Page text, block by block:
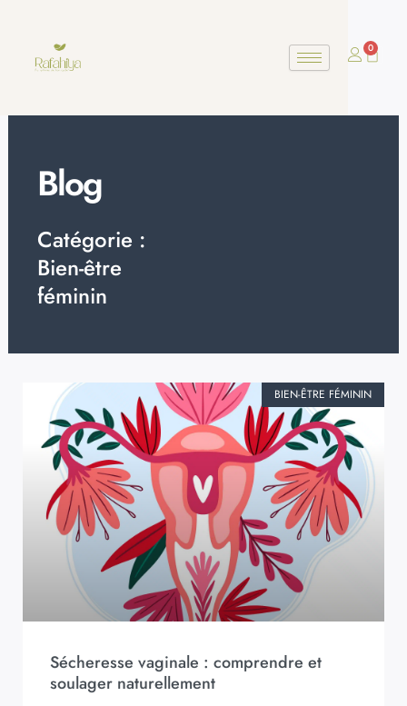
contenu
0
Panier
Blog
Catégorie :
Bien-être
féminin
BIEN-ÊTRE FÉMININ
Sécheresse vaginale : comprendre et
soulager naturellement